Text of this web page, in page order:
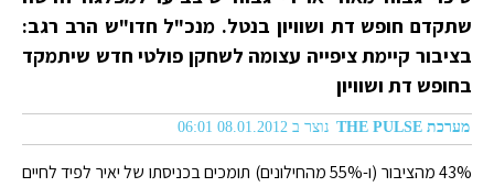
שתקדם חופש דת ושוויון בנטל. מנכ"ל חדו"ש הרב רגב:
בציבור קיימת ציפייה עצומה לשחקן פולטי חדש שיתמקד
בחופש דת ושוויון
מערכת THE PULSE נוצר ב 08.01.2012 06:01
43% מהציבור (ו-55% מהחילונים) תומכים בכניסתו של יאיר לפיד לחיים